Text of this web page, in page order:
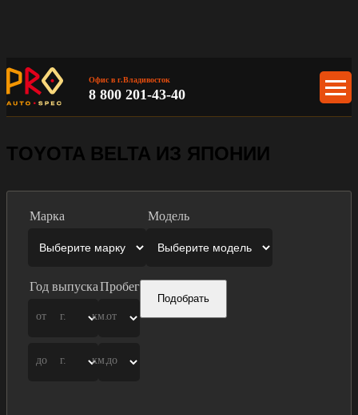
Офис в г.Владивосток
8 800 201-43-40
TOYOTA BELTA ИЗ ЯПОНИИ
Марка Модель
Год выпуска
от г.
до г.
Пробег
от
км.
до
км.
Подобрать